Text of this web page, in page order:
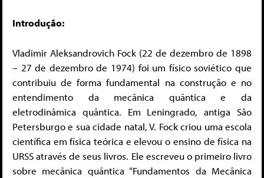
Introdução:
Vladimir Aleksandrovich Fock (22 de dezembro de 1898
– 27 de dezembro de 1974) foi um físico soviético que
contribuiu de forma fundamental na construção e no
entendimento da mecânica quântica e da
eletrodinâmica quântica. Em Leningrado, antiga São
Petersburgo e sua cidade natal, V. Fock criou uma escola
científica em física teórica e elevou o ensino de física na
URSS através de seus livros. Ele escreveu o primeiro livro
sobre mecânica quântica “Fundamentos da Mecânica